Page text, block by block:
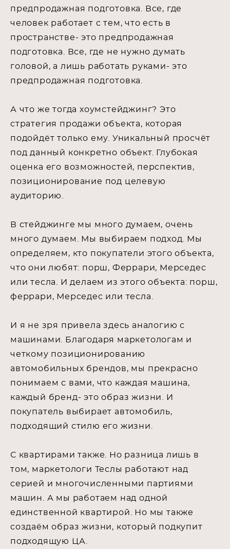
предпродажная подготовка. Все, где
человек работает с тем, что есть в
пространстве- это предпродажная
подготовка. Все, где не нужно думать
головой, а лишь работать руками- это
предпродажная подготовка.
А что же тогда хоумстейджинг? Это
стратегия продажи объекта, которая
подойдёт только ему. Уникальный просчёт
под данный конкретно объект. Глубокая
оценка его возможностей, перспектив,
позиционирование под целевую
аудиторию.
В стейджинге мы много думаем, очень
много думаем. Мы выбираем подход. Мы
определяем, кто покупатели этого объекта,
что они любят: порш, Феррари, Мерседес
или тесла. И делаем из этого объекта: порш,
феррари, Мерседес или тесла.
И я не зря привела здесь аналогию с
машинами. Благодаря маркетологам и
четкому позиционированию
автомобильных брендов, мы прекрасно
понимаем с вами, что каждая машина,
каждый бренд- это образ жизни. И
покупатель выбирает автомобиль,
подходящий стилю его жизни.
С квартирами также. Но разница лишь в
том, маркетологи Теслы работают над
серией и многочисленными партиями
машин. А мы работаем над одной
единственной квартирой. Но мы также
создаём образ жизни, который подкупит
подходящую ЦА.